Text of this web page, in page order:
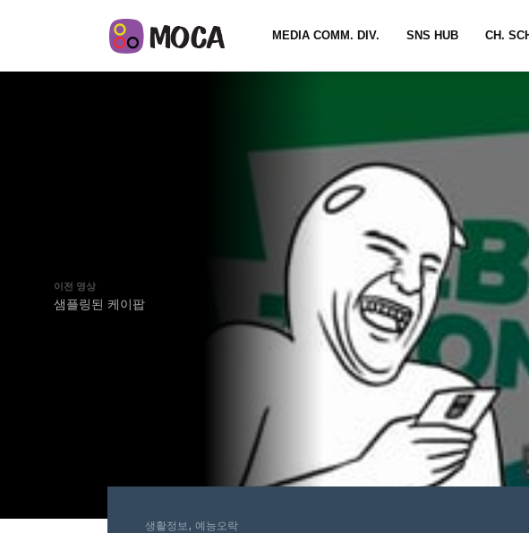
MEDIA COMM. DIV. SNS HUB CH.
이전 영상
샘플링된 케이팝
생활정보, 예능오락